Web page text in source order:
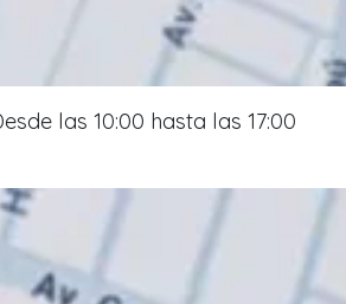
las 10:00 hasta las 17:00